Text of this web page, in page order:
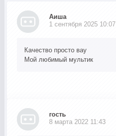
Аиша
1 сентября 2025 10:07
Качество просто вау
Мой любимый мультик
гость
8 марта 2022 11:43